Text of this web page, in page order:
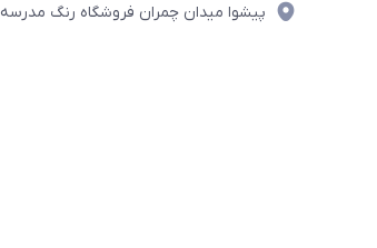
پیشوا میدان چمران فروشگاه رنگ مدرسه